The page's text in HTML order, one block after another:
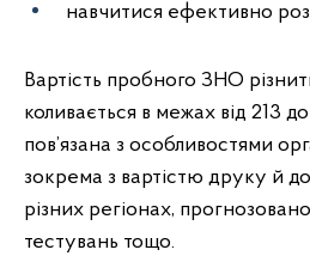
навчитися ефективно
Вартість пробного ЗНО
коливається в межах від 213
пов’язана з особливостями
зокрема з вартістю друку й
різних регіонах,
тестувань тощо.